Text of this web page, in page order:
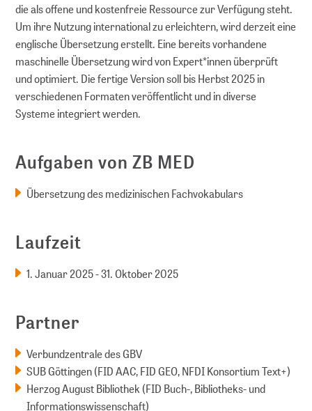
die als offene und kostenfreie Ressource zur Verfügung steht.
Um ihre Nutzung international zu erleichtern, wird derzeit eine
englische Übersetzung erstellt. Eine bereits vorhandene
maschinelle Übersetzung wird von Expert*innen überprüft
und optimiert. Die fertige Version soll bis Herbst 2025 in
verschiedenen Formaten veröffentlicht und in diverse
Systeme integriert werden.
Aufgaben von ZB MED
Übersetzung des medizinischen Fachvokabulars
Laufzeit
1. Januar 2025 - 31. Oktober 2025
Partner
Verbundzentrale des GBV
SUB Göttingen (FID AAC, FID GEO, NFDI Konsortium Text+)
Herzog August Bibliothek (FID Buch-, Bibliotheks- und
Informationswissenschaft)